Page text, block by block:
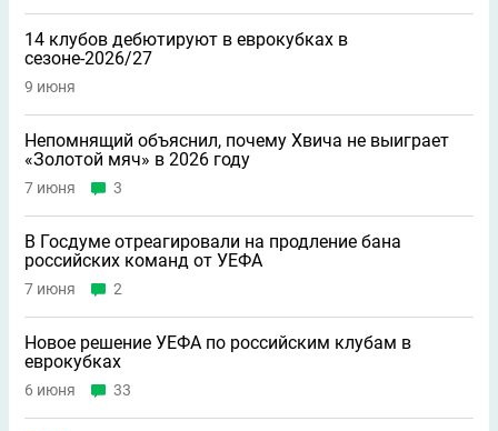
14 клубов дебютируют в еврокубках в
сезоне-2026/27
9 июня
Непомнящий объяснил, почему Хвича не выиграет
«Золотой мяч» в 2026 году
7 июня 3
В Госдуме отреагировали на продление бана
российских команд от УЕФА
7 июня 2
Новое решение УЕФА по российским клубам в
еврокубках
6 июня 33